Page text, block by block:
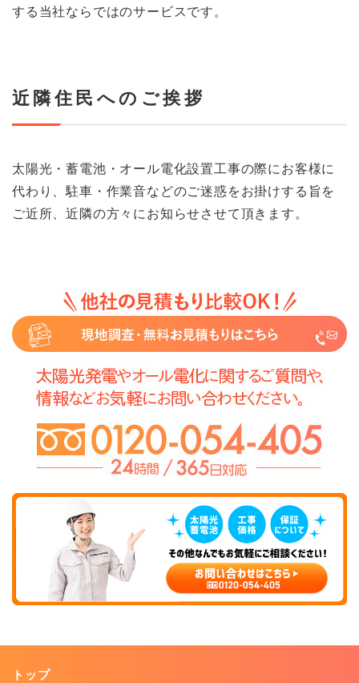
する当社ならではのサービスです。
近隣住民へのご挨拶
太陽光・蓄電池・オール電化設置工事の際にお客様に
代わり、駐車・作業音などのご迷惑をお掛けする旨を
ご近所、近隣の方々にお知らせさせて頂きます。
トップ